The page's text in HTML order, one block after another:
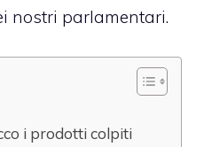
nostri parlamentari.
i prodotti colpiti